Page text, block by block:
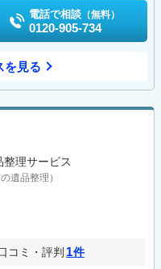
電話で相談 （無料）
0120-905-734
を見る
整理サービス
遺品整理）
コミ・評判 1件